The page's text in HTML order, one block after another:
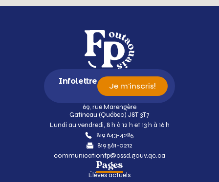
Infolettre
Je m'inscris!
69, rue Marengère
Gatineau (Québec) J8T 3T7
Lundi au vendredi, 8 h à 12 h et 13 h à 16 h
819 643-4285
819 561-0212
communicationfp@cssd.gouv.qc.ca
Pages
Élèves actuels